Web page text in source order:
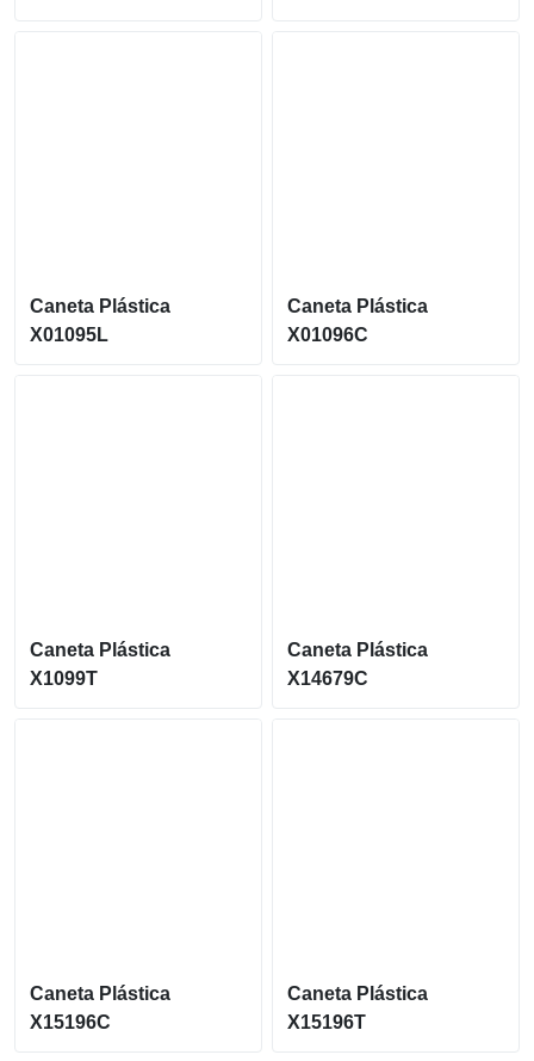
Caneta Plástica
X01095L
Caneta Plástica
X01096C
Caneta Plástica
X1099T
Caneta Plástica
X14679C
Caneta Plástica
X15196C
Caneta Plástica
X15196T